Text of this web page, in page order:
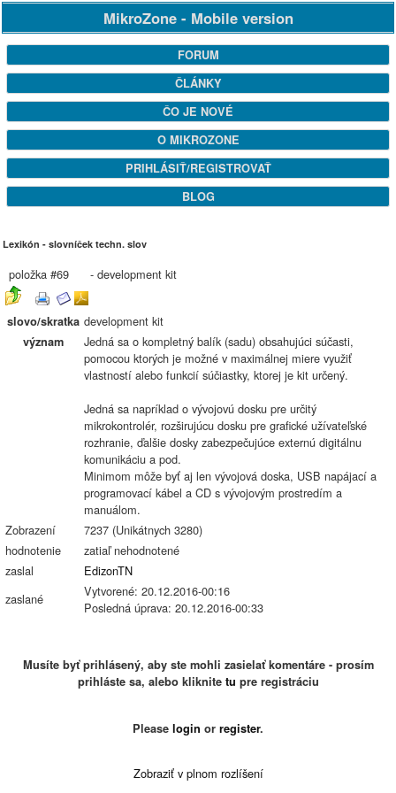
MikroZone - Mobile version
FORUM
ČLÁNKY
ČO JE NOVÉ
O MIKROZONE
PRIHLÁSIŤ/REGISTROVAŤ
BLOG
Lexikón - slovníček techn. slov
položka #69 - development kit
slovo/skratka development kit
význam
Jedná sa o kompletný balík (sadu) obsahujúci súčasti,
pomocou ktorých je možné v maximálnej miere využiť
vlastností alebo funkcií súčiastky, ktorej je kit určený.
Jedná sa napríklad o vývojovú dosku pre určitý
mikrokontrolér, rozširujúcu dosku pre grafické užívateľské
rozhranie, ďalšie dosky zabezpečujúce externú digitálnu
komunikáciu a pod.
Minimom môže byť aj len vývojová doska, USB napájací a
programovací kábel a CD s vývojovým prostredím a
manuálom.
Zobrazení
7237 (Unikátnych 3280)
hodnotenie
zatiaľ nehodnotené
zaslal
EdizonTN
zaslané
Vytvorené: 20.12.2016-00:16
Posledná úprava: 20.12.2016-00:33
Musíte byť prihlásený, aby ste mohli zasielať komentáre - prosím
prihláste sa, alebo kliknite tu pre registráciu
Please login or register.
Zobraziť v plnom rozlíšení